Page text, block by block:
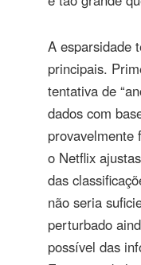
A esparsidade
principais.
tentativa de
dados com
provavelmente
o Netflix
das
não seria
perturbado
possível das